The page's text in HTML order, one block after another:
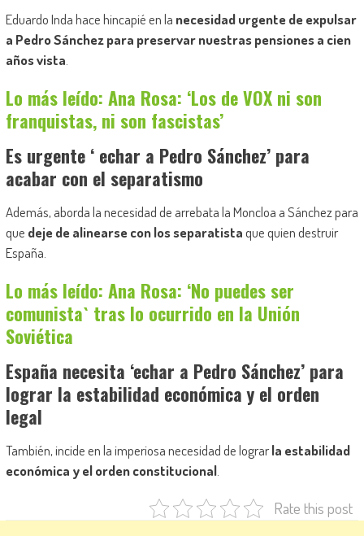
Eduardo Inda hace hincapié en la necesidad urgente de expulsar
a Pedro Sánchez para preservar nuestras pensiones a cien
años vista
Lo más leído: Ana Rosa: ‘Los de VOX ni son
franquistas, ni son fascistas’
Es urgente ‘ echar a Pedro Sánchez’ para
acabar con el separatismo
Además, aborda la necesidad de arrebata la Moncloa a Sánchez para
que deje de alinearse con los separatistaque quien destruir
España.
Lo más leído: Ana Rosa: ‘No puedes ser
comunista` tras lo ocurrido en la Unión
Soviética
España necesita ‘echar a Pedro Sánchez’ para
lograr la estabilidad económica y el orden
legal
También, incide en la imperiosa necesidad de lograrla estabilidad
económica y el orden constitucional.
Rate this post